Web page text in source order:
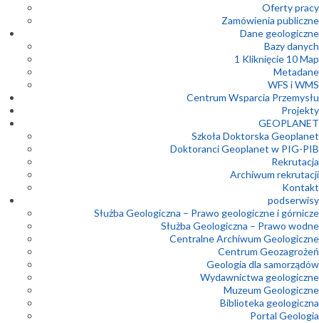
Oferty pracy
Zamówienia publiczne
Dane geologiczne
Bazy danych
1 Kliknięcie 10 Map
Metadane
WFS i WMS
Centrum Wsparcia Przemysłu
Projekty
GEOPLANET
Szkoła Doktorska Geoplanet
Doktoranci Geoplanet w PIG-PIB
Rekrutacja
Archiwum rekrutacji
Kontakt
podserwisy
Służba Geologiczna – Prawo geologiczne i górnicze
Służba Geologiczna – Prawo wodne
Centralne Archiwum Geologiczne
Centrum Geozagrożeń
Geologia dla samorządów
Wydawnictwa geologiczne
Muzeum Geologiczne
Biblioteka geologiczna
Portal Geologia